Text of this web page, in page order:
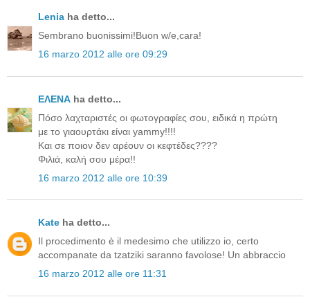
Lenia ha detto...
Sembrano buonissimi!Buon w/e,cara!
16 marzo 2012 alle ore 09:29
ΕΛΕΝΑ ha detto...
Πόσο λαχταριστές οι φωτογραφίες σου, ειδικά η πρώτη
με το γιαουρτάκι είναι yammy!!!!
Και σε ποιον δεν αρέουν οι κεφτέδες????
Φιλιά, καλή σου μέρα!!
16 marzo 2012 alle ore 10:39
Kate ha detto...
Il procedimento è il medesimo che utilizzo io, certo
accompanate da tzatziki saranno favolose! Un abbraccio
16 marzo 2012 alle ore 11:31